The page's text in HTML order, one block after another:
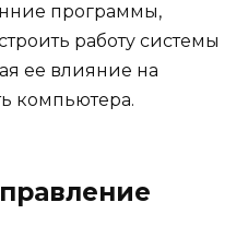
программы,
работу системы
ее влияние на
компьютера.